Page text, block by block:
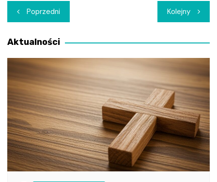
Nawigacja
wpisu
Poprzedni Kolejny
Aktualności